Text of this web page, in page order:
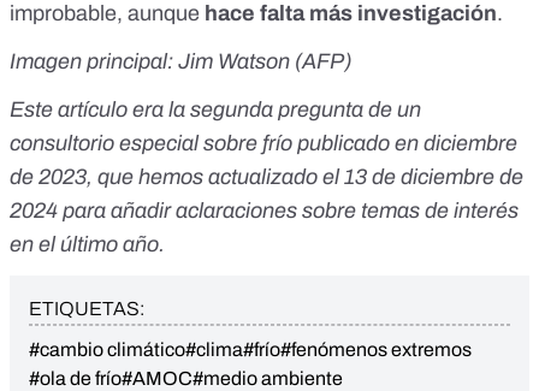
improbable, aunque hace falta más investigación.
Imagen principal: Jim Watson (AFP)
Este artículo era la segunda pregunta de un
consultorio especialsobre frío publicado en diciembre
de 2023, que hemos actualizado el 13 de diciembre de
2024 para añadir aclaraciones sobre temas de interés
en el último año.
ETIQUETAS:
#cambio climático#clima#frío#fenómenos extremos
#ola de frío#AMOC#medio ambiente